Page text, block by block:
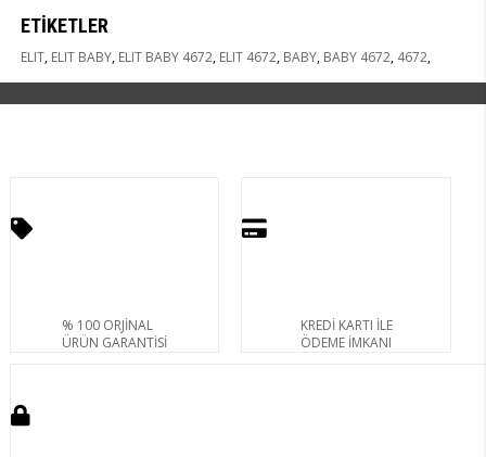
ETIKETLER
ELIT, ELIT BABY, ELIT BABY 4672, ELIT 4672, BABY, BABY 4672, 4672,
% 100 ORJİNAL
ÜRÜN GARANTİSİ
KREDİ KARTI İLE
ÖDEME İMKANI